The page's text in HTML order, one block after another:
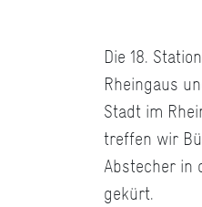
Die 18.
Rheingaus
Stadt im
treffen wir
Abstecher in
gekürt.